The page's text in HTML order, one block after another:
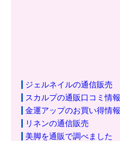
ジェルネイルの通信販売
スカルプの通販口コミ情報
金運アップのお買い得情報
リネンの通信販売
美脚を通販で調べました